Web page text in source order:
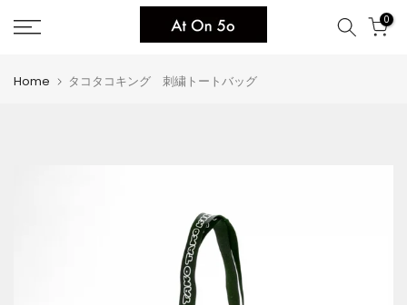
Skip
to
0
Home タコタコキング 刺繍トートバッグ